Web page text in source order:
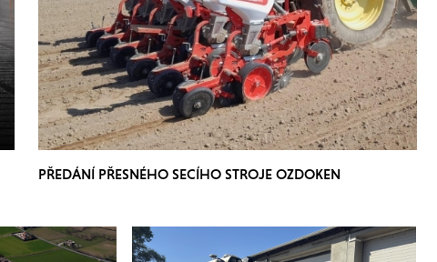
PŘEDÁNÍ PŘESNÉHO SECÍHO STROJE OZDOKEN